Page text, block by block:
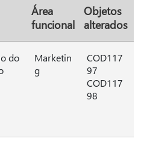
Área
funcional
Objetos
alterados
do
Marketin
g
COD117
97
COD117
98